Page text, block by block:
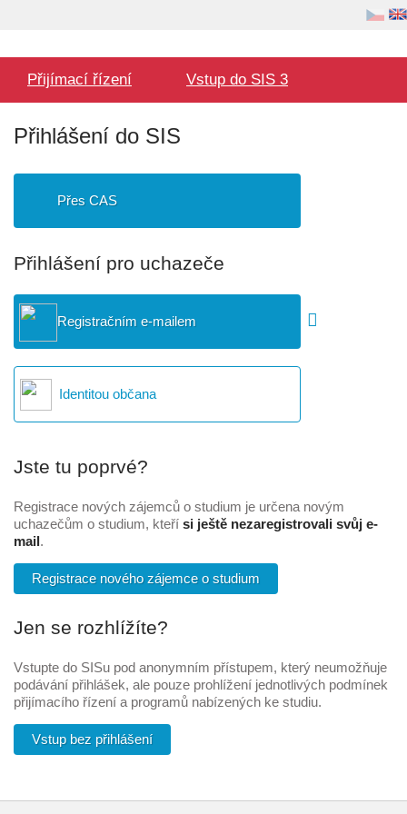
menuPřijímací řízení Vstup do SIS 3
Přihlášení do SIS
Přes CAS
Přihlášení pro uchazeče
Registračním e-mailem
Identitou občana
Jste tu poprvé?
Registrace nových zájemců o studium je určena novým
uchazečům o studium, kteří si ještě nezaregistrovali svůj e-
mail.
Registrace nového zájemce o studium
Jen se rozhlížíte?
Vstupte do SISu pod anonymním přístupem, který neumožňuje
podávání přihlášek, ale pouze prohlížení jednotlivých podmínek
přijímacího řízení a programů nabízených ke studiu.
Vstup bez přihlášení